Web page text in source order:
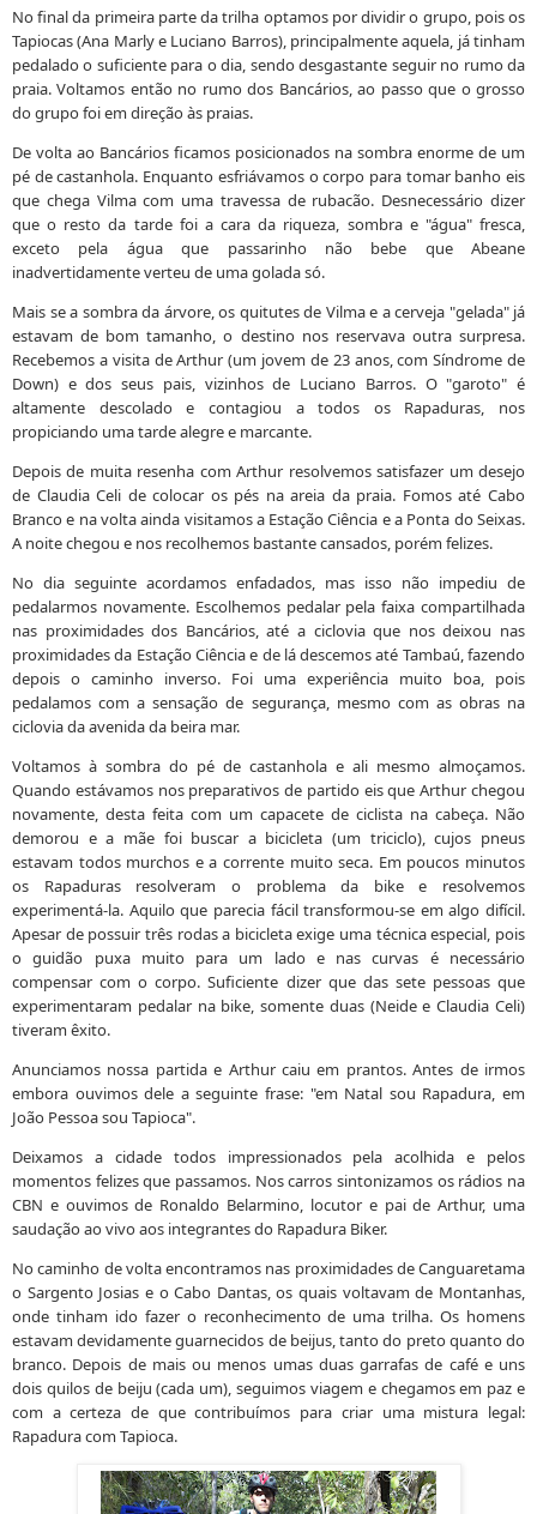
No final da primeira parte da trilha optamos por dividir o grupo, pois os
Tapiocas (Ana Marly e Luciano Barros), principalmente aquela, já tinham
pedalado o suficiente para o dia, sendo desgastante seguir no rumo da
praia. Voltamos então no rumo dos Bancários, ao passo que o grosso
do grupo foi em direção às praias.
De volta ao Bancários ficamos posicionados na sombra enorme de um
pé de castanhola. Enquanto esfriávamos o corpo para tomar banho eis
que chega Vilma com uma travessa de rubacão. Desnecessário dizer
que o resto da tarde foi a cara da riqueza, sombra e "água" fresca,
exceto pela água que passarinho não bebe que Abeane
inadvertidamente verteu de uma golada só.
Mais se a sombra da árvore, os quitutes de Vilma e a cerveja "gelada" já
estavam de bom tamanho, o destino nos reservava outra surpresa.
Recebemos a visita de Arthur (um jovem de 23 anos, com Síndrome de
Down) e dos seus pais, vizinhos de Luciano Barros. O "garoto" é
altamente descolado e contagiou a todos os Rapaduras, nos
propiciando uma tarde alegre e marcante.
Depois de muita resenha com Arthur resolvemos satisfazer um desejo
de Claudia Celi de colocar os pés na areia da praia. Fomos até Cabo
Branco e na volta ainda visitamos a Estação Ciência e a Ponta do Seixas.
A noite chegou e nos recolhemos bastante cansados, porém felizes.
No dia seguinte acordamos enfadados, mas isso não impediu de
pedalarmos novamente. Escolhemos pedalar pela faixa compartilhada
nas proximidades dos Bancários, até a ciclovia que nos deixou nas
proximidades da Estação Ciência e de lá descemos até Tambaú, fazendo
depois o caminho inverso. Foi uma experiência muito boa, pois
pedalamos com a sensação de segurança, mesmo com as obras na
ciclovia da avenida da beira mar.
Voltamos à sombra do pé de castanhola e ali mesmo almoçamos.
Quando estávamos nos preparativos de partido eis que Arthur chegou
novamente, desta feita com um capacete de ciclista na cabeça. Não
demorou e a mãe foi buscar a bicicleta (um triciclo), cujos pneus
estavam todos murchos e a corrente muito seca. Em poucos minutos
os Rapaduras resolveram o problema da bike e resolvemos
experimentá-la. Aquilo que parecia fácil transformou-se em algo difícil.
Apesar de possuir três rodas a bicicleta exige uma técnica especial, pois
o guidão puxa muito para um lado e nas curvas é necessário
compensar com o corpo. Suficiente dizer que das sete pessoas que
experimentaram pedalar na bike, somente duas (Neide e Claudia Celi)
tiveram êxito.
Anunciamos nossa partida e Arthur caiu em prantos. Antes de irmos
embora ouvimos dele a seguinte frase: "em Natal sou Rapadura, em
João Pessoa sou Tapioca".
Deixamos a cidade todos impressionados pela acolhida e pelos
momentos felizes que passamos. Nos carros sintonizamos os rádios na
CBN e ouvimos de Ronaldo Belarmino, locutor e pai de Arthur, uma
saudação ao vivo aos integrantes do Rapadura Biker.
No caminho de volta encontramos nas proximidades de Canguaretama
o Sargento Josias e o Cabo Dantas, os quais voltavam de Montanhas,
onde tinham ido fazer o reconhecimento de uma trilha. Os homens
estavam devidamente guarnecidos de beijus, tanto do preto quanto do
branco. Depois de mais ou menos umas duas garrafas de café e uns
dois quilos de beiju (cada um), seguimos viagem e chegamos em paz e
com a certeza de que contribuímos para criar uma mistura legal:
Rapadura com Tapioca.